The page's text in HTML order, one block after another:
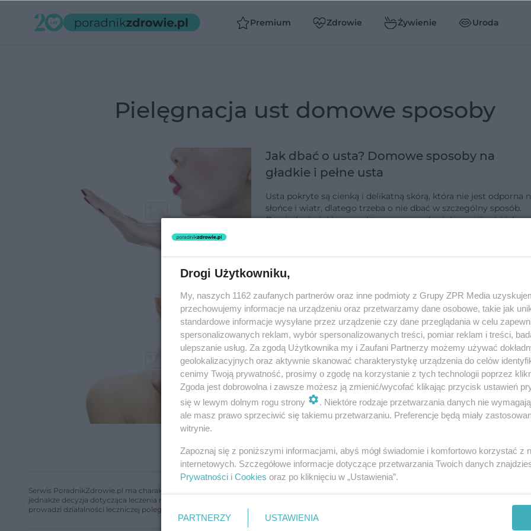
Premium Zdrowie Żywienie Uroda
pielęgnacja ust domowe sposoby
Jak dbać o usta? Domowe sposoby na
gładkie i pełne usta
Usta pokryte są cienką i delikatną skórą, która nie jest odporna
słońce i wiatr, dlatego trzeba o nie dbać w szczególny sposób.
Dowiedz się, jakie są podstawowe zasady pielęgnacji ust i jak
USTA - spierzchnięte, suche i chore. Jak
pielęgnować usta?
Usta błyszczące, gładkie, lekko zaróżowione dodają wdzięku i
zachęcają do pocałunków. Jeśli chcesz mieć piękne usta, musisz
je starannie pielęgnować i chronić. Dowiedz się, jak dbać o usta
domowymi s…
dodano 5-10-2015
Serwis PoradnikZdrowie.pl ma charakter edukacyjny, nie stanowi i nie zastępuje porady lekarskiej. Redakcja serwisu dokłada wszelkich
jednakże decyzja dotycząca leczenia należy do lekarza. Redakcja i wydawca serwisu nie ponoszą odpowiedzialności wynikającej z
prowadzi działalności leczniczej polegającej na udzielaniu świadczeń zdrowotnych w rozumieniu art. 3 ust 1 ustawy o działalności leczniczej.
Drogi Użytkowniku,
My, naszych 1162 zaufanych partnerów oraz inne podmioty z Grupy ZPR Media
przechowujemy informacje na urządzeniu oraz przetwarzamy dane osobowe, takie jak
standardowe informacje wysyłane przez urządzenie czy dane przeglądania w celu
spersonalizowanych reklam, wybór spersonalizowanych treści, pomiar reklam i treści,
ulepszanie usług. Za zgodą Użytkownika my i Zaufani Partnerzy możemy używać
geolokalizacyjnych oraz aktywnie skanować charakterystykę urządzenia do celów
cenimy Twoją prywatność, prosimy o zgodę na korzystanie z tych technologii poprzez
Zgoda jest dobrowolna i zawsze możesz ją zmienić/wycofać klikając przycisk ustawień
się w lewym dolnym rogu strony
. Niektóre rodzaje przetwarzania danych nie
ale masz prawo sprzeciwić się takiemu przetwarzaniu. Preferencje będą miały
witrynie.
Zapoznaj się z poniższymi informacjami, abyś mógł świadomie i komfortowo korzystać z
internetowych. Szczegółowe informacje dotyczące przetwarzania Twoich danych
Prywatności i Cookies oraz po kliknięciu w „Ustawienia”.
PARTNERZY USTAWIENIA